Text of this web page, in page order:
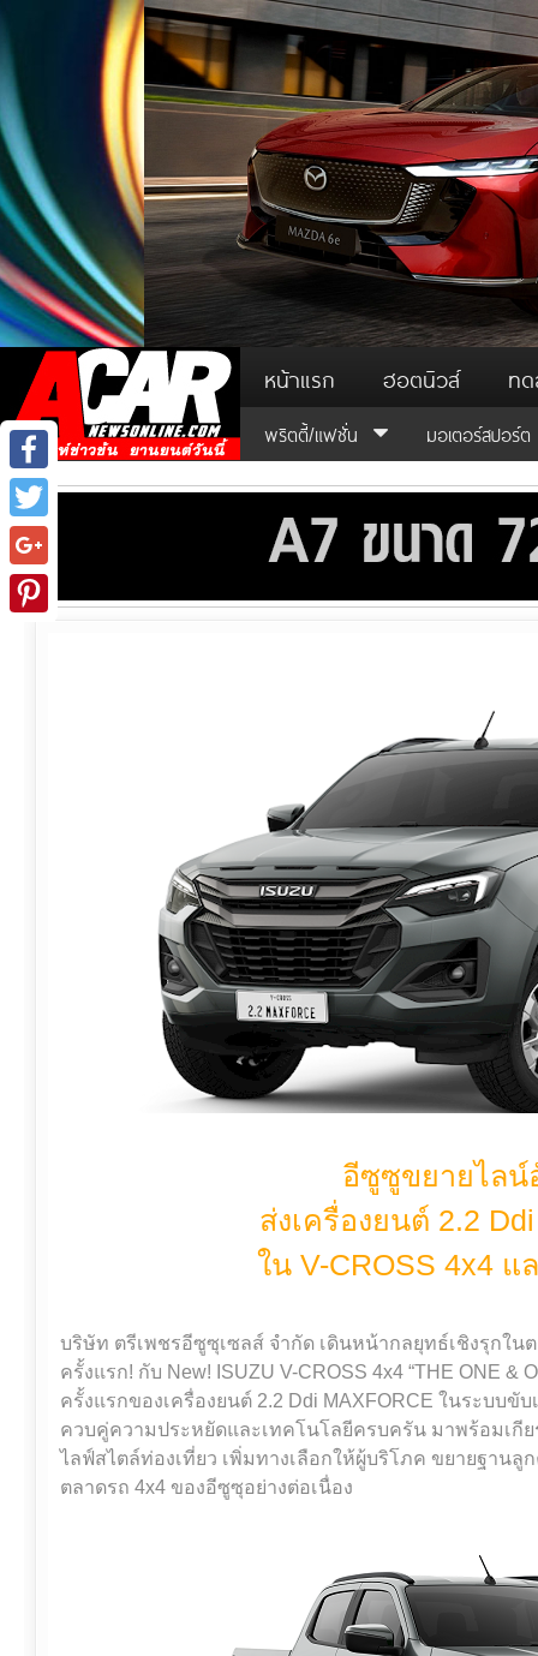
หน้าแรก ฮอตนิวส์ ท
พริตตี้/แฟชั่น มอเตอร์สปอร์ต
Facebook
Twitter
Google+
อีซูซูขยายไลน์
ส่งเครื่องยนต์ 2.2
ใน V-CROSS 4x4 แ
บริษัท ตรีเพชรอีซูซุเซลส์ จำกัด เดินหน้ากลยุทธ์เชิงรุกใ
ครั้งแรก! กับ New! ISUZU V-CROSS 4x4 “THE ONE &
ครั้งแรกของเครื่องยนต์ 2.2 Ddi MAXFORCE ในระบบ
ควบคู่ความประหยัดและเทคโนโลยีครบครัน มาพร้อมเกี
ไลฟ์สไตล์ท่องเที่ยว เพิ่มทางเลือกให้ผู้บริโภค ขยายฐานลู
ตลาดรถ 4x4 ของอีซูซุอย่างต่อเนื่อง